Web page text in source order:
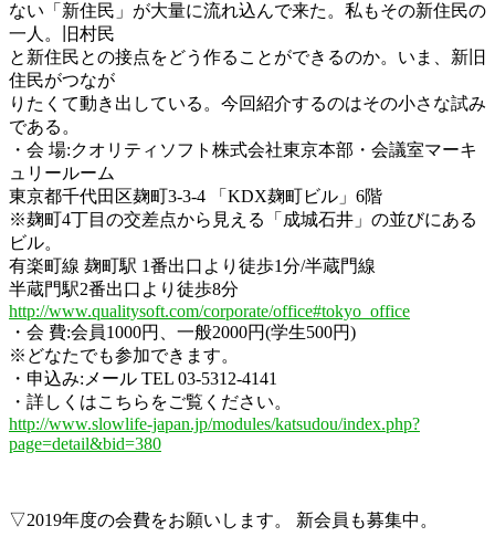
ない「新住民」が大量に流れ込んで来た。私もその新住民の
一人。旧村民
と新住民との接点をどう作ることができるのか。いま、新旧
住民がつなが
りたくて動き出している。今回紹介するのはその小さな試み
である。
・会 場:クオリティソフト株式会社東京本部・会議室マーキ
ュリールーム
東京都千代田区麹町3-3-4 「KDX麹町ビル」6階
※麹町4丁目の交差点から見える「成城石井」の並びにある
ビル。
有楽町線 麹町駅 1番出口より徒歩1分/半蔵門線
半蔵門駅2番出口より徒歩8分
http://www.qualitysoft.com/corporate/office#tokyo_office
・会 費:会員1000円、一般2000円(学生500円)
※どなたでも参加できます。
・申込み:メール TEL 03-5312-4141
・詳しくはこちらをご覧ください。
http://www.slowlife-japan.jp/modules/katsudou/index.php?
page=detail&bid=380
▽2019年度の会費をお願いします。 新会員も募集中。